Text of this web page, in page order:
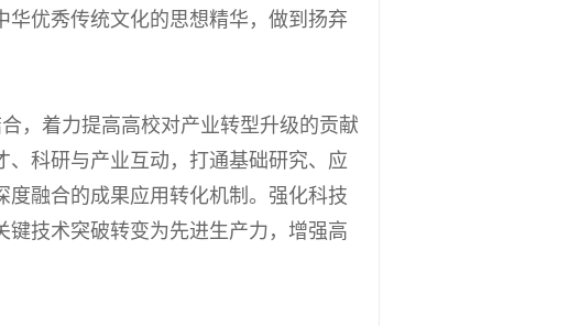
优秀传统文化的思想精华，做到扬弃
，着力提高高校对产业转型升级的贡献
科研与产业互动，打通基础研究、应
融合的成果应用转化机制。强化科技
技术突破转变为先进生产力，增强高